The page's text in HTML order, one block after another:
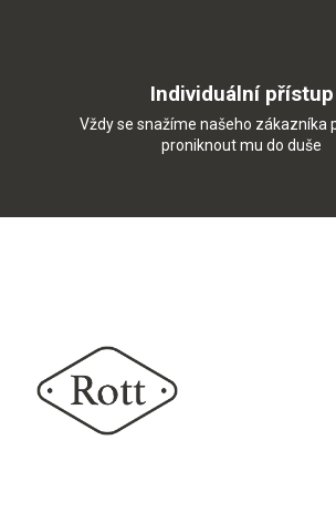
Individuální přístup
Vždy se snažíme našeho zákazníka
proniknout mu do duše